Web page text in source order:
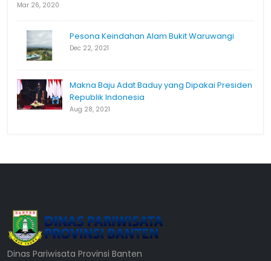
Mar 26, 2020
Pesona Keindahan Alam Bukit Waruwangi
Dec 22, 2021
Makna Baju Adat Baduy yang Dipakai Presiden
Republik Indonesia
Aug 28, 2021
Dinas Pariwisata Provinsi Banten